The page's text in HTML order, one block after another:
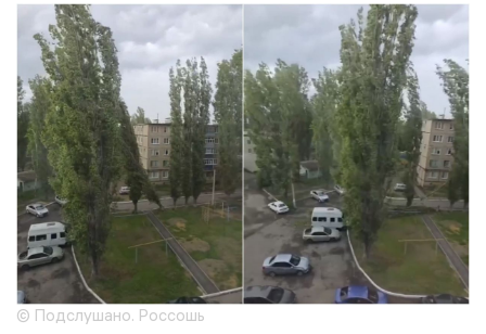
© Подслушано. Россошь